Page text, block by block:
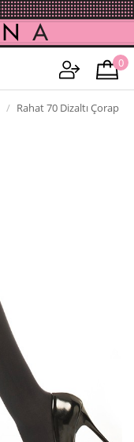
0
Rahat 70 Dizaltı Çorap